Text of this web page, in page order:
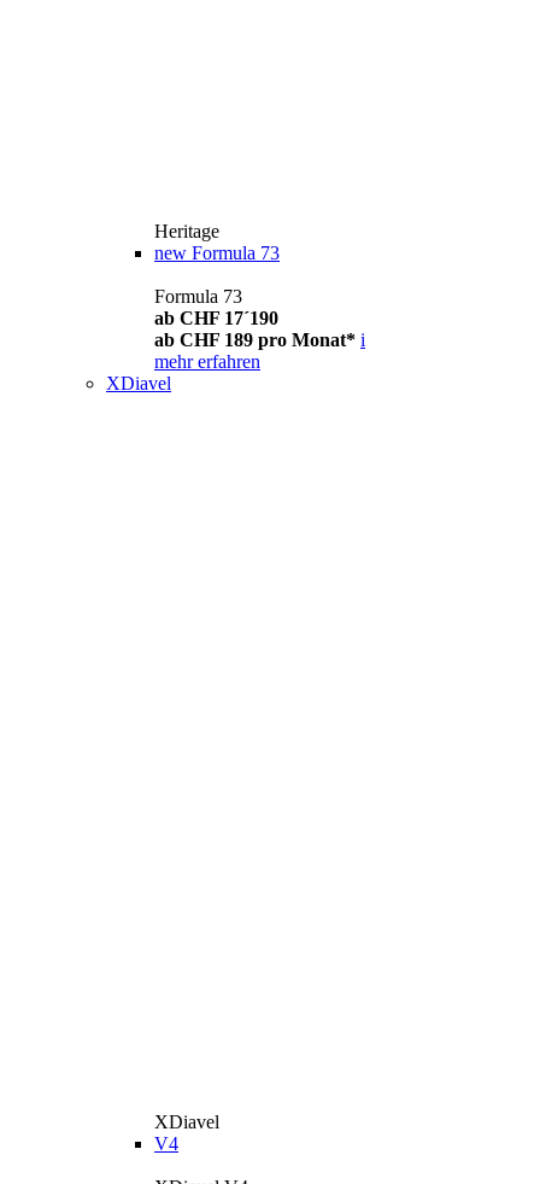
Heritage
new Formula 73
Formula 73
ab CHF 17´190
ab CHF 189 pro Monat* i
mehr erfahren
XDiavel
XDiavel
V4